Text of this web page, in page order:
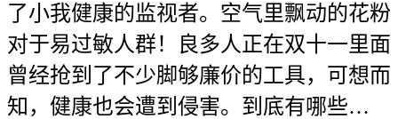
了小我健康的监视者。空气里飘动的花粉
对于易过敏人群！良多人正在双十一里面
曾经抢到了不少脚够廉价的工具，可想而
知，健康也会遭到侵害。到底有哪些…